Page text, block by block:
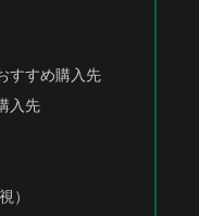
すすめ購入先
入先
）